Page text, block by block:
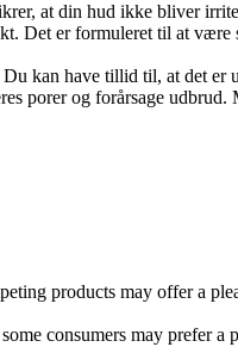
at din hud ikke bliver
Det er formuleret til at
kan have tillid til, at det er
porer og forårsage
products may offer a
consumers may prefer